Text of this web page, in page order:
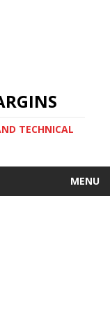
TECHNICAL
MENU